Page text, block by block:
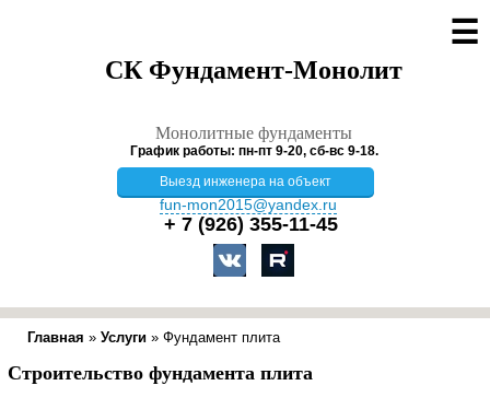
СК Фундамент-Монолит
Монолитные фундаменты
График работы: пн-пт 9-20, сб-вс 9-18.
Выезд инженера на объект
fun-mon2015@yandex.ru
+ 7 (926) 355-11-45
☰
Главная » Услуги » Фундамент плита
Строительство фундамента плита